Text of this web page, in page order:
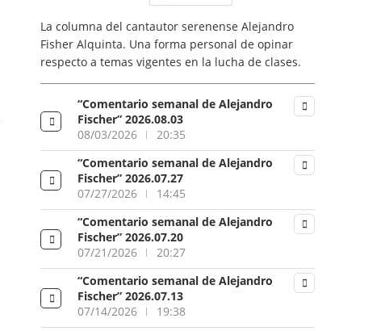
La columna del cantautor serenense Alejandro
Fisher Alquinta. Una forma personal de opinar
respecto a temas vigentes en la lucha de clases.
“Comentario semanal de Alejandro
Fischer” 2026.08.03
08/03/2026
20:35
“Comentario semanal de Alejandro
Fischer” 2026.07.27
07/27/2026
14:45
“Comentario semanal de Alejandro
Fischer” 2026.07.20
07/21/2026
20:27
“Comentario semanal de Alejandro
Fischer” 2026.07.13
07/14/2026
19:38